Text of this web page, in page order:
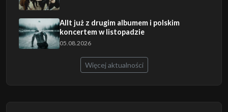
Allt już z drugim albumem i polskim
koncertem w listopadzie
05.08.2026
Więcej aktualności